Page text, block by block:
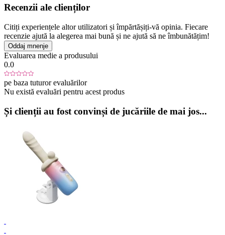
Recenzii ale clienților
Citiți experiențele altor utilizatori și împărtășiți-vă opinia. Fiecare
recenzie ajută la alegerea mai bună și ne ajută să ne îmbunătățim!
Oddaj mnenje
Evaluarea medie a produsului
0.0
pe baza tuturor evaluărilor
Nu există evaluări pentru acest produs
Și clienții au fost convinși de jucăriile de mai jos...